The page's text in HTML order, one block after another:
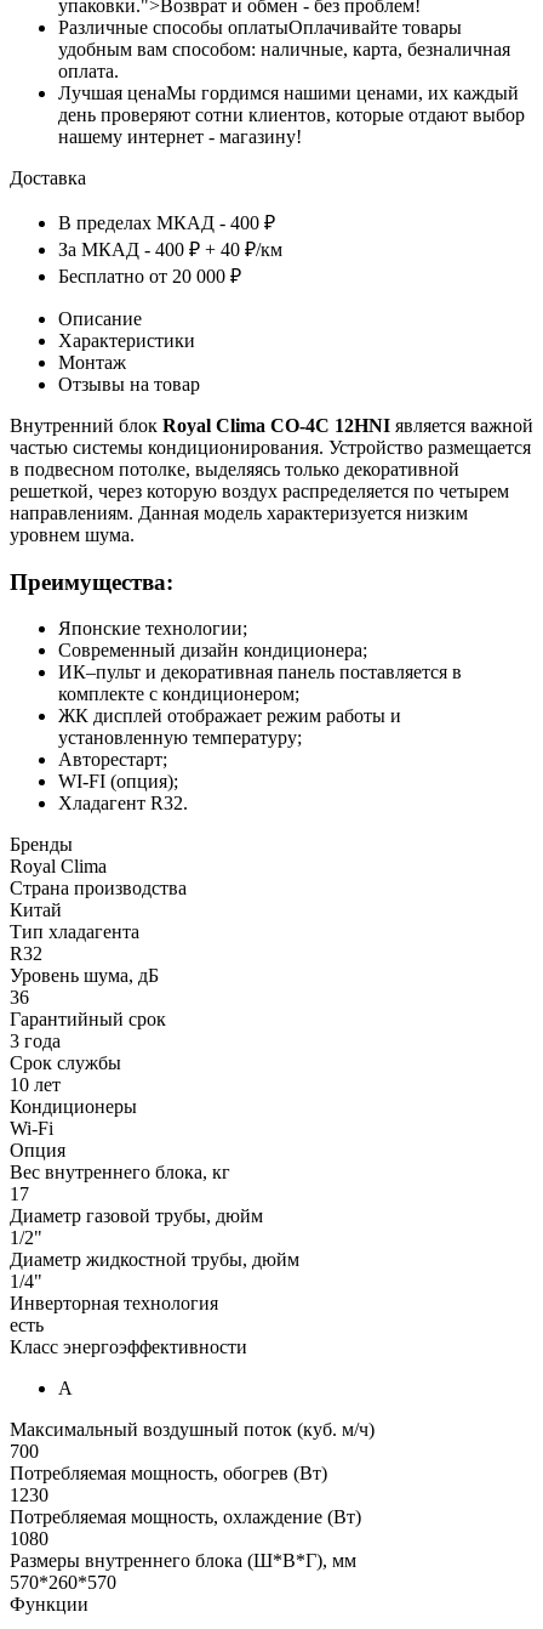
упаковки.">Возврат и обмен - без проблем!
Различные способы оплатыОплачивайте товары
удобным вам способом: наличные, карта, безналичная
оплата.
Лучшая ценаМы гордимся нашими ценами, их каждый
день проверяют сотни клиентов, которые отдают выбор
нашему интернет - магазину!
Доставка
В пределах МКАД - 400 ₽
За МКАД - 400 ₽ + 40 ₽/км
Бесплатно от 20 000 ₽
Описание
Характеристики
Монтаж
Отзывы на товар
Внутренний блок Royal Clima CO-4C 12HNI является важной
частью системы кондиционирования. Устройство размещается
в подвесном потолке, выделяясь только декоративной
решеткой, через которую воздух распределяется по четырем
направлениям. Данная модель характеризуется низким
уровнем шума.
Преимущества:
Японские технологии;
Современный дизайн кондиционера;
ИК–пульт и декоративная панель поставляется в
комплекте с кондиционером;
ЖК дисплей отображает режим работы и
установленную температуру;
Авторестарт;
WI-FI (опция);
Хладагент R32.
Бренды
Royal Clima
Страна производства
Китай
Тип хладагента
R32
Уровень шума, дБ
36
Гарантийный срок
3 года
Срок службы
10 лет
Кондиционеры
Wi-Fi
Опция
Вес внутреннего блока, кг
17
Диаметр газовой трубы, дюйм
1/2"
Диаметр жидкостной трубы, дюйм
1/4"
Инверторная технология
есть
Класс энергоэффективности
А
Максимальный воздушный поток (куб. м/ч)
700
Потребляемая мощность, обогрев (Вт)
1230
Потребляемая мощность, охлаждение (Вт)
1080
Размеры внутреннего блока (Ш*В*Г), мм
570*260*570
Функции